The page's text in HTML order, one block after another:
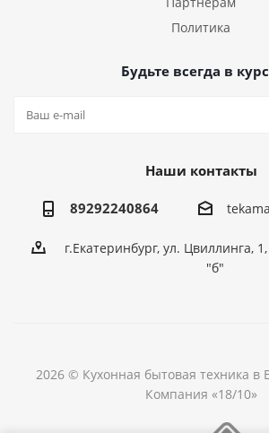
Политика
Будьте всегда в
Наши контакты
89292240864
г.Екатеринбург, ул. Цвиллинга,
"б"
2026 © Кухонная бытовая техника в
Компания «18/10»